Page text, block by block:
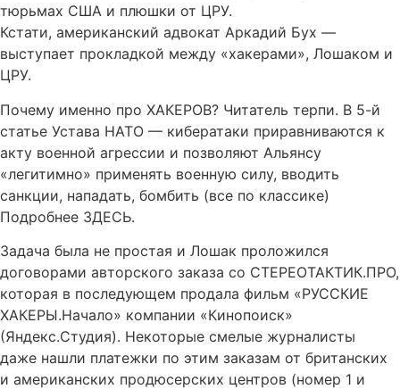
тюрьмах США и плюшки от ЦРУ.
Кстати, американский адвокат Аркадий Бух —
выступает прокладкой между «хакерами», Лошаком и
ЦРУ.
Почему именно про ХАКЕРОВ? Читатель терпи. В 5-й
статье Устава НАТО — кибератаки приравниваются к
акту военной агрессии и позволяют Альянсу
«легитимно» применять военную силу, вводить
санкции, нападать, бомбить (все по классике)
Подробнее ЗДЕСЬ.
Задача была не простая и Лошак проложился
договорами авторского заказа со СТЕРЕОТАКТИК.ПРО,
которая в последующем продала фильм «РУССКИЕ
ХАКЕРЫ.Начало» компании «Кинопоиск»
(Яндекс.Студия). Некоторые смелые журналисты
даже нашли платежки по этим заказам от британских
и американских продюсерских центров (номер 1 и